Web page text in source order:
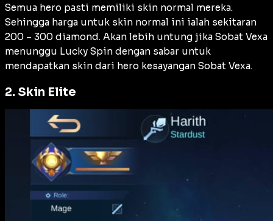
Semua hero pasti memiliki skin normal mereka.
Sehingga harga untuk skin normal ini ialah sekitaran
200 – 300 diamond. Akan lebih untung jika Sobat Vexa
menunggu Lucky Spin dengan sabar untuk
mendapatkan skin dari hero kesayangan Sobat Vexa.
2. Skin Elite